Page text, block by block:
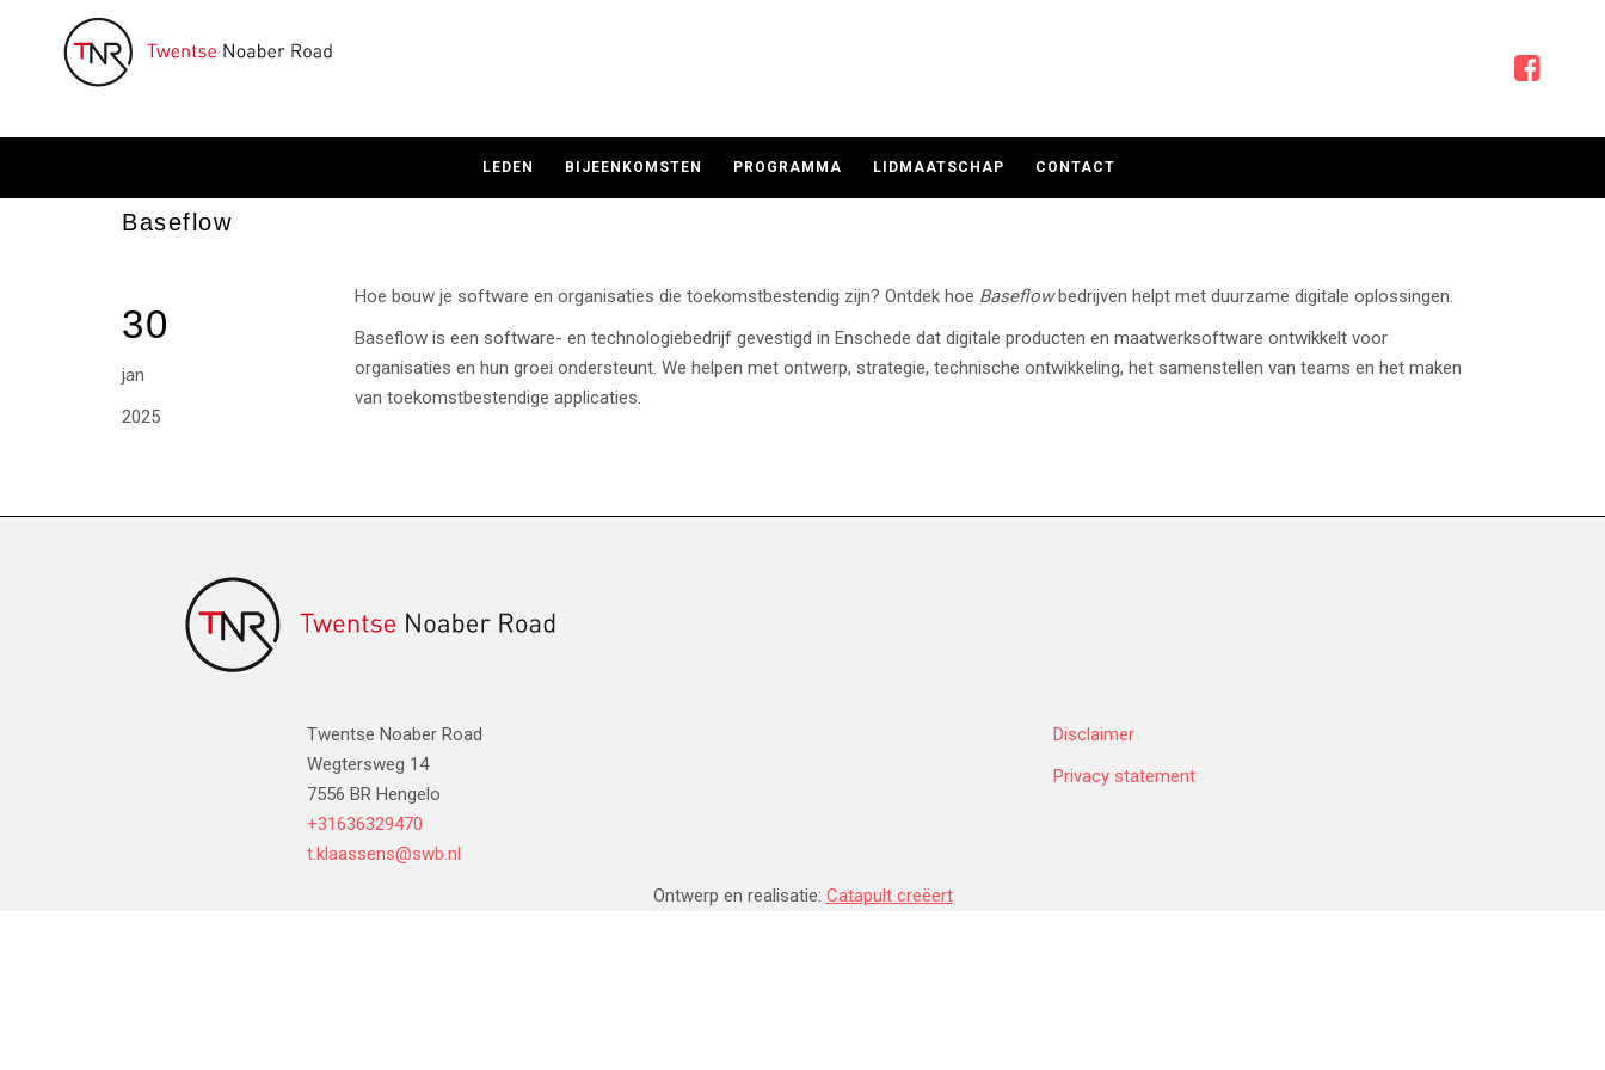
LEDEN BIJEENKOMSTEN PROGRAMMA LIDMAATSCHAP CONTACT
Baseflow
30
jan
2025
Hoe bouw je software en organisaties die toekomstbestendig zijn? Ontdek hoe Baseflowbedrijven helpt met duurzame digitale oplossingen.
Baseflow is een software- en technologiebedrijf gevestigd in Enschede dat digitale producten en maatwerksoftware ontwikkelt voor
organisaties en hun groei ondersteunt. We helpen met ontwerp, strategie, technische ontwikkeling, het samenstellen van teams en het maken
van toekomstbestendige applicaties.
Twentse Noaber Road
Wegtersweg 14
7556 BR Hengelo
+31636329470
t.klaassens@swb.nl
Disclaimer
Privacy statement
Ontwerp en realisatie: Catapult creëert